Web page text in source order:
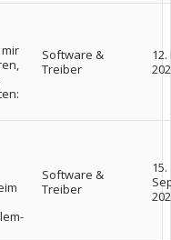
Software &
Treiber
Software &
Treiber
15.